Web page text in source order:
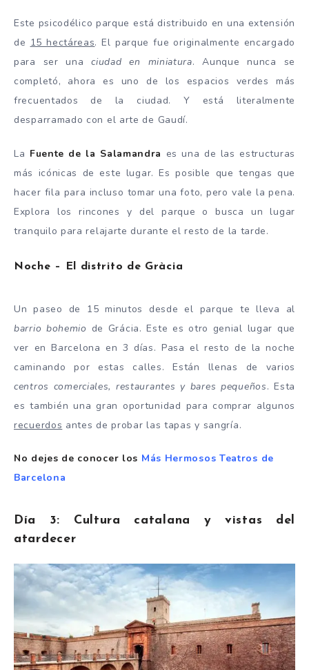
Este psicodélico parque está distribuido en una extensión
de 15 hectáreas. El parque fue originalmente encargado
para ser unaciudad en miniatura. Aunque nunca se
completó, ahora es uno de los espacios verdes más
frecuentados de la ciudad. Y está literalmente
desparramado con el arte de Gaudí.
La Fuente de la Salamandra es una de las estructuras
más icónicas de este lugar. Es posible que tengas que
hacer fila para incluso tomar una foto, pero vale la pena.
Explora los rincones y del parque o busca un lugar
tranquilo para relajarte durante el resto de la tarde.
Noche – El distrito de Gràcia
Un paseo de 15 minutos desde el parque te lleva al
barrio bohemio de Grácia. Este es otro genial lugar que
ver en Barcelona en 3 días. Pasa el resto de la noche
caminando por estas calles. Están llenas de varios
centros comerciales, restaurantes y bares pequeños. Esta
es también una gran oportunidad para comprar algunos
recuerdos antes de probar las tapas y sangría.
No dejes de conocer los Más Hermosos Teatros de
Barcelona
Día 3: Cultura catalana y vistas del
atardecer